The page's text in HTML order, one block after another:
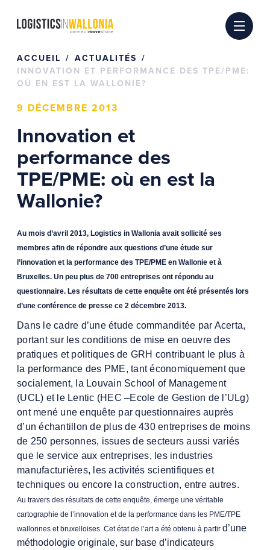
ACCUEIL
ACTUALITÉS
INNOVATION ET PERFORMANCE DES TPE/PME:
OÙ EN EST LA WALLONIE?
9 DÉCEMBRE 2013
Innovation et
performance des
TPE/PME: où en est la
Wallonie?
Au mois d’avril 2013, Logistics in Wallonia avait sollicité ses
membres afin de répondre aux questions d’une étude sur
l’innovation et la performance des TPE/PME en Wallonie et à
Bruxelles. Un peu plus de 700 entreprises ont répondu au
questionnaire. Les résultats de cette enquête ont été présentés lors
d’une conférence de presse ce 2 décembre 2013.
Dans le cadre d’une étude commanditée par Acerta,
portant sur les conditions de mise en oeuvre des
pratiques et politiques de GRH contribuant le plus à
la performance des PME, tantéconomiquement que
socialement, la Louvain School of Management
(UCL) et le Lentic (HEC –Ecole de Gestion de l’ULg)
ont mené une enquête par questionnaires auprès
d’un échantillon de plus de 430 entreprises de moins
de 250 personnes, issues de secteurs aussi variés
que le service aux entreprises, les industries
manufacturières, les activités scientifiques et
techniques ou encore la construction, entre autres.
Au travers des résultats de cette enquête, émerge une véritable
cartographie de l’innovation et de la performance dans les PME/TPE
wallonnes et bruxelloises. Cet état de l’art a été obtenu à partir d’une
méthodologie originale, sur base d’indicateurs